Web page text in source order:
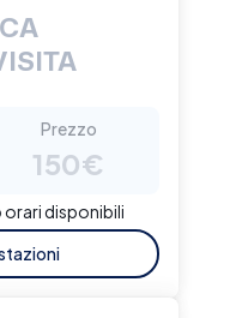
Prezzo
150€
disponibili